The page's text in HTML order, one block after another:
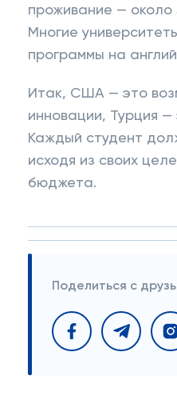
проживание — около
Многие
программы на
Итак, США — это
инновации, Турция —
Каждый студент
исходя из своих
бюджета.
Поделиться с